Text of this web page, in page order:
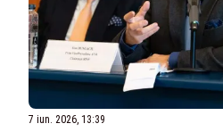
7 iun. 2026, 13:39